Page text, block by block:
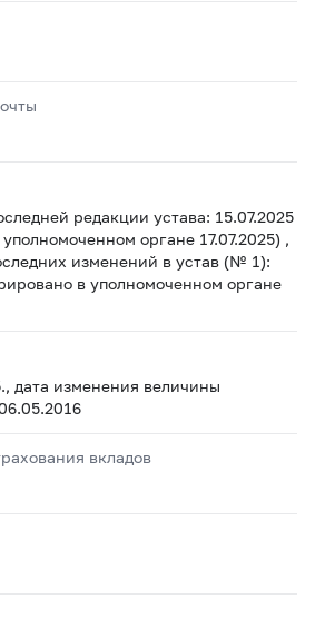
редакции устава: 15.07.2025
органе 17.07.2025) ,
изменений в устав (№ 1):
в уполномоченном органе
дата изменения величины
вкладов